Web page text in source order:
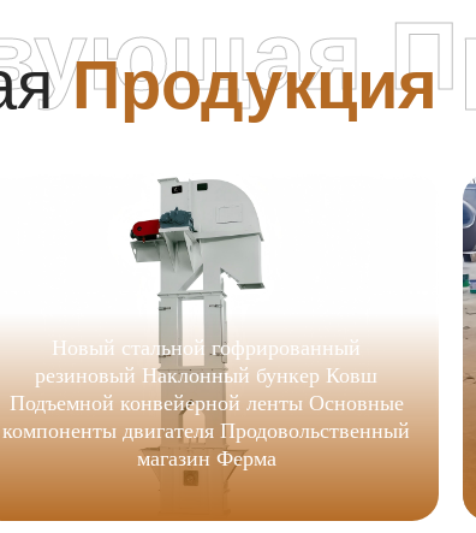
Продукция
Новый стальной гофрированный
резиновый Наклонный бункер Ковш
Подъемной конвейерной ленты Основные
компоненты двигателя Продовольственный
магазин Ферма